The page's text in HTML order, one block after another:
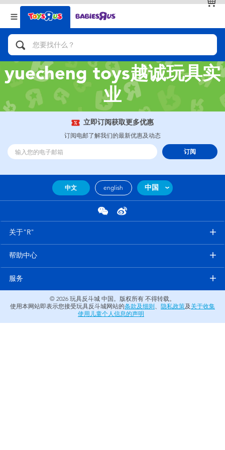
返回
分类目录
人气英雄，角色扮演，射击玩具
自行车，滑板车，骑乘车
拼砌组合及乐高LEGO
玩具车，货车，火车及遥控系列
娃娃，芭比，收藏公仔
游戏及拼图系列
户外及运动产品
返回
品牌
查看全部
yuecheng toys越诚玩具实
业
立即订阅获取更多优惠
订阅电邮了解我们的最新优惠及动态
订阅
中文 english 中国
关于"R"
帮助中心
服务
© 2026 玩具反斗城 中国。版权所有 不得转载。
使用本网站即表示您接受玩具反斗城网站的条款及细则 、 隐私政策及 关于收集
使用儿童个人信息的声明